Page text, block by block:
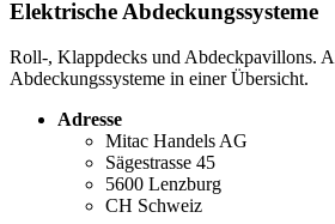
Elektrische Abdeckungs­systeme
Roll-, Klappdecks und Abdeckpavillons.
Abdeckungssysteme in einer Übersicht.
Adresse
Mitac Handels AG
Sägestrasse 45
5600 Lenzburg
CH Schweiz